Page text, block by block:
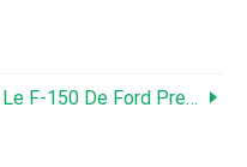
Le F-150 De Ford Prend De La Puissance